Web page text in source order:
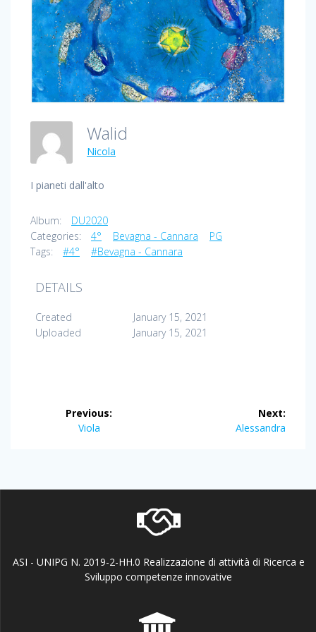
Walid
Nicola
I pianeti dall'alto
Album:
DU2020
Categories:
4° Bevagna - Cannara
PG
Tags:
#4° #Bevagna - Cannara
DETAILS
Created
January 15, 2021
Uploaded
January 15, 2021
navigation
Previous:
Previous
Viola
Next:
Next
Alessandra
ASI - UNIPG N. 2019-2-HH.0 Realizzazione di attività di Ricerca e
Sviluppo competenze innovative